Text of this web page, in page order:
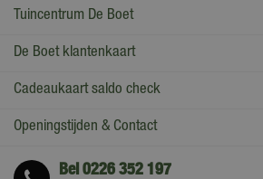
Tuincentrum De Boet
De Boet klantenkaart
Cadeaukaart saldo check
Openingstijden & Contact
Bel0226 352 197